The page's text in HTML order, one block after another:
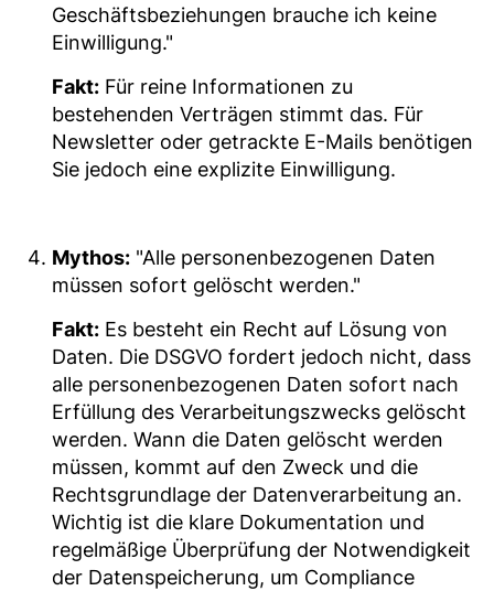
Geschäftsbeziehungen brauche ich keine
Einwilligung."
Fakt: Für reine Informationen zu
bestehenden Verträgen stimmt das. Für
Newsletter oder getrackte E-Mails benötigen
Sie jedoch eine explizite Einwilligung.
Mythos: "Alle personenbezogenen Daten
müssen sofort gelöscht werden."
Fakt: Es besteht ein Recht auf Lösung von
Daten. Die DSGVO fordert jedoch nicht, dass
alle personenbezogenen Daten sofort nach
Erfüllung des Verarbeitungszwecks gelöscht
werden. Wann die Daten gelöscht werden
müssen, kommt auf den Zweck und die
Rechtsgrundlage der Datenverarbeitung an.
Wichtig ist die klare Dokumentation und
regelmäßige Überprüfung der Notwendigkeit
der Datenspeicherung, um Compliance